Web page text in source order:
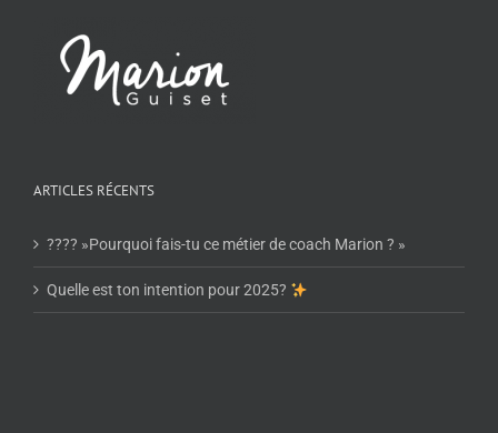
ARTICLES RÉCENTS
???? »Pourquoi fais-tu ce métier de coach Marion ? »
Quelle est ton intention pour 2025?